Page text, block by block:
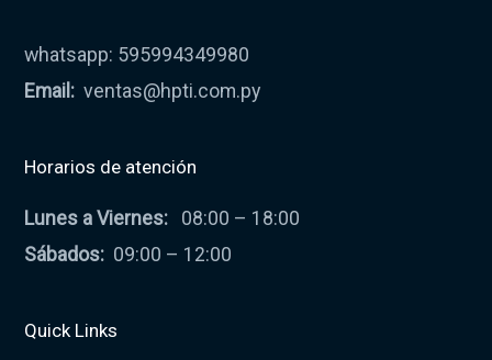
whatsapp: 595994349980
Email: ventas@hpti.com.py
Horarios de atención
Lunes a Viernes: 08:00 – 18:00
Sábados: 09:00 – 12:00
Quick Links